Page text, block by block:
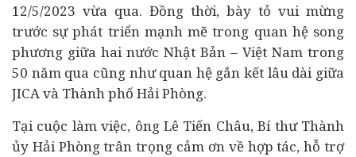
12/5/2023 vừa qua. Đồng thời, bày tỏ vui mừng
trước sự phát triển mạnh mẽ trong quan hệ song
phương giữa hai nước Nhật Bản – Việt Nam trong
50 năm qua cũng như quan hệ gắn kết lâu dài giữa
JICA và Thành phố Hải Phòng.
Tại cuộc làm việc, ông Lê Tiến Châu, Bí thư Thành
ủy Hải Phòng trân trọng cảm ơn về hợp tác, hỗ trợ